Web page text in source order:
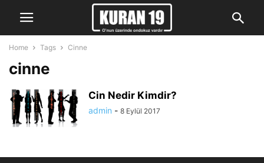
Home Tags Cinne
cinne
Cin Nedir Kimdir?
admin - 8 Eylül 2017